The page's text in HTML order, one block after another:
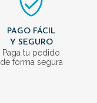
PAGO FÁCIL
Y SEGURO
Paga tu pedido
de forma segura